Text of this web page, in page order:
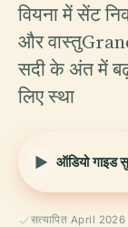
वियना में सेंट
और
सदी के अंत में
लिए स्था
ऑडियो गाइड
सत्यापित April 2026